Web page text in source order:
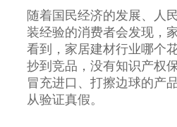
随着国民经济的发展、人
装经验的消费者会发现，
看到，家居建材行业哪个
抄到竞品，没有知识产权
冒充进口、打擦边球的产
从验证真假。